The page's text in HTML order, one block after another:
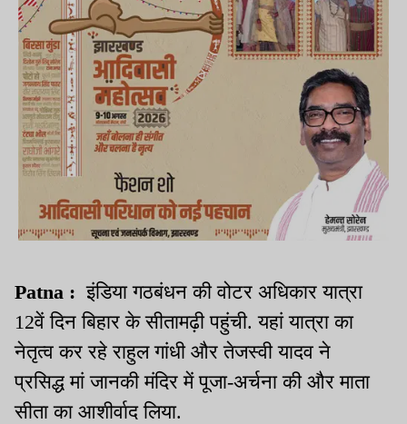
Patna :इंडिया गठबंधन की वोटर अधिकार यात्रा
12वें दिन बिहार के सीतामढ़ी पहुंची. यहां यात्रा का
नेतृत्व कर रहे राहुल गांधी और तेजस्वी यादव ने
प्रसिद्ध मां जानकी मंदिर में पूजा-अर्चना की और माता
सीता का आशीर्वाद लिया.